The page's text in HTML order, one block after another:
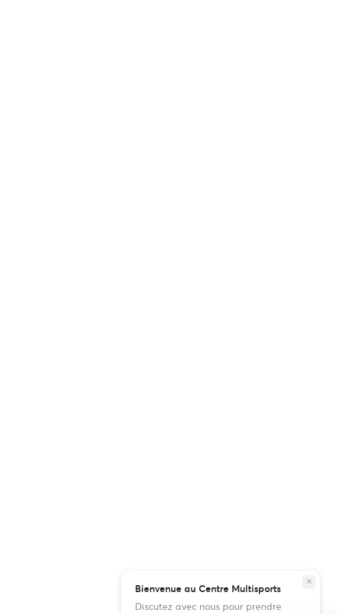
close
Bienvenue au Centre Multisports
Discutez avec nous pour prendre